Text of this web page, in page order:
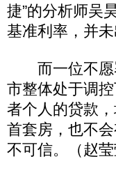
捷”的分析师吴
基准利率，并
而一位不愿
市整体处于调
者个人的贷款
首套房，也不
不可信。（赵莹